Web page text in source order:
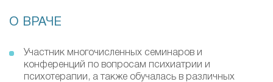
О ВРАЧЕ
Участник многочисленных семинаров и
конференций по вопросам психиатрии и
психотерапии, а также обучалась в различных